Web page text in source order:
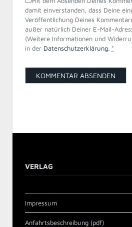
damit einverstanden, dass Deine
Veröffentlichung Deines
außer natürlich Deiner E-Mail-
(Weitere Informationen und
in der Datenschutzerklärung. *
VERLAG
Impressum
Anfahrtsbeschreibung (pdf)